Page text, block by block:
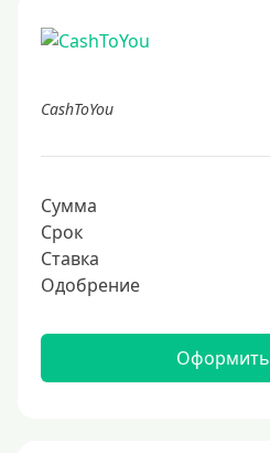
CashToYou
Сумма
Срок
Ставка
Одобрение
Оформить